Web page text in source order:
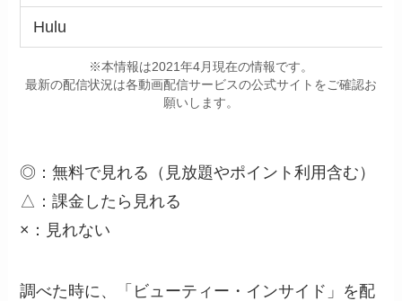
Hulu
※本情報は2021年4月現在の情報です。
最新の配信状況は各動画配信サービスの公式サイトをご確認お
願いします。
◎：無料で見れる（見放題やポイント利用含む）
△：課金したら見れる
×：見れない
調べた時に、「ビューティー・インサイド」を配